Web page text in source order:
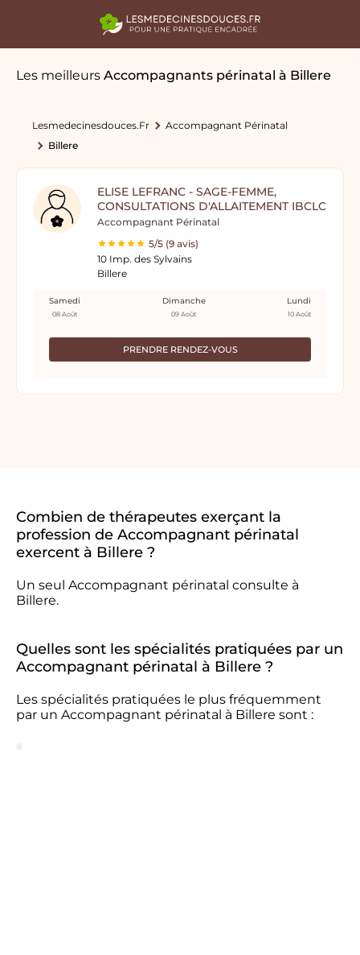
Les meilleurs Accompagnants périnatal à Billere
Lesmedecinesdouces.fr
Accompagnant Périnatal
Billere
ELISE LEFRANC - SAGE-FEMME,
CONSULTATIONS D'ALLAITEMENT IBCLC
Accompagnant Périnatal
5/5 (9 avis)
10 Imp. des Sylvains
Billere
PRENDRE RENDEZ-VOUS
Samedi
08 Août
Dimanche
09 Août
Lundi
10 Août
Combien de thérapeutes exerçant la
profession de Accompagnant périnatal
exercent à Billere ?
Un seul Accompagnant périnatal consulte à
Billere.
Quelles sont les spécialités pratiquées par un
Accompagnant périnatal à Billere ?
Les spécialités pratiquées le plus fréquemment
par un Accompagnant périnatal à Billere sont :